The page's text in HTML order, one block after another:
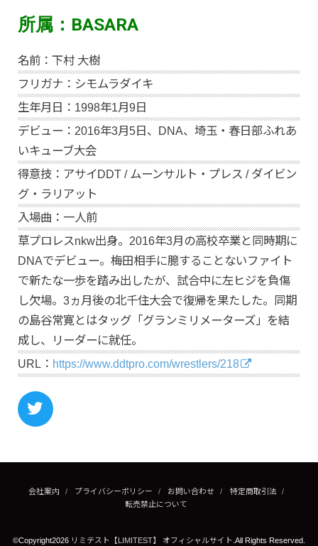
所属：BASARA
名前：下村 大樹
フリガナ：シモムラダイキ
生年月日：1998年1月9日
デビュー：2016年3月5日、DNA、埼玉・春日部ふれあ
いキューブ大会
得意技：アサイDDT / ムーンサルト・プレス / ダイビン
グ・ラリアット
入場曲：一人前
草プロレスnkw出身。2016年3月の高校卒業と同時期に
DNAでデビュー。梅田相手に臆することないファイト
で新たな一歩を踏み出したが、試合中に左ヒジを負傷
し欠場。3ヵ月後の北千住大会で復帰を果たした。同期
の島谷常寛とはタッグ「グランミリメーターズ」を結
成し、リーダーに就任。
URL： https://www.ddtpro.com/wrestlers/218
会社案内 プライバシーポリシー お問い合わせ
特定商取引法
転売禁止について
©Copyright2026 リミテスト【LIMITEST】 オフィシャルサイト .All Rights Reserved.